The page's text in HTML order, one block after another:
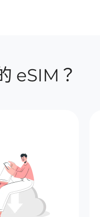
eSIM？